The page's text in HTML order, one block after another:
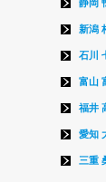
静岡
新潟
石川
富山
福井
愛知
三重